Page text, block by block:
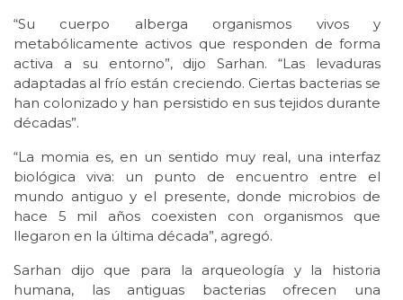
“Su cuerpo alberga organismos vivos y
metabólicamente activos que responden de forma
activa a su entorno”, dijo Sarhan. “Las levaduras
adaptadas al frío están creciendo. Ciertas bacterias se
han colonizado y han persistido en sus tejidos durante
décadas”.
“La momia es, en un sentido muy real, una interfaz
biológica viva: un punto de encuentro entre el
mundo antiguo y el presente, donde microbios de
hace 5 mil años coexisten con organismos que
llegaron en la última década”, agregó.
Sarhan dijo que para la arqueología y la historia
humana, las antiguas bacterias ofrecen una